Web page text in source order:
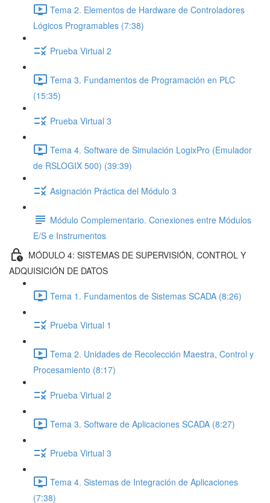
Tema 2. Elementos de Hardware de Controladores
Lógicos Programables (7:38)
Prueba Virtual 2
Tema 3. Fundamentos de Programación en PLC
(15:35)
Prueba Virtual 3
Tema 4. Software de Simulación LogixPro (Emulador
de RSLOGIX 500) (39:39)
Asignación Práctica del Módulo 3
Módulo Complementario. Conexiones entre Módulos
E/S e Instrumentos
MÓDULO 4: SISTEMAS DE SUPERVISIÓN, CONTROL Y
ADQUISICIÓN DE DATOS
Tema 1. Fundamentos de Sistemas SCADA (8:26)
Prueba Virtual 1
Tema 2. Unidades de Recolección Maestra, Control y
Procesamiento (8:17)
Prueba Virtual 2
Tema 3. Software de Aplicaciones SCADA (8:27)
Prueba Virtual 3
Tema 4. Sistemas de Integración de Aplicaciones
(7:38)